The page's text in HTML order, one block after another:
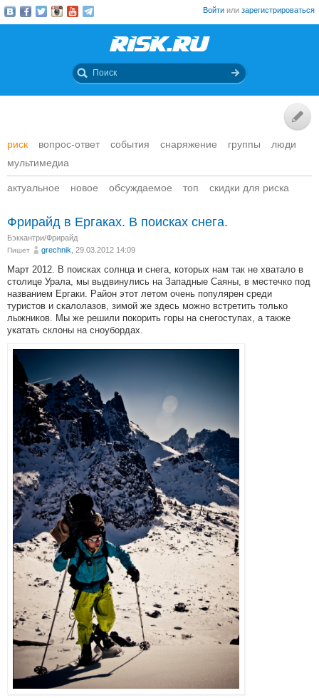
Войти или зарегистрироваться
риск вопрос-ответ события снаряжение группы
люди
мультимедиа
актуальное новое обсуждаемое топ скидки для риска
Фрирайд в Ергаках. В поисках снега.
Бэккантри/Фрирайд
Пишет grechnik , 29.03.2012 14:09
Март 2012. В поисках солнца и снега, которых нам так не хватало в
столице Урала, мы выдвинулись на Западные Саяны, в местечко под
названием Ергаки. Район этот летом очень популярен среди
туристов и скалолазов, зимой же здесь можно встретить только
лыжников. Мы же решили покорить горы на снегоступах, а также
укатать склоны на сноубордах.